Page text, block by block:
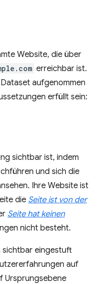
Website, die über
erreichbar ist.
aufgenommen
erfüllt sein:
sichtbar ist, indem
und sich die
Ihre Website ist
die Seite ist von der
Seite hat keinen
nicht besteht.
sichtbar eingestuft
auf
Ursprungsebene